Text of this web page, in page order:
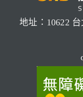
地址：10622